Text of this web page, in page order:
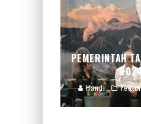
PEMERINTAH
Handi